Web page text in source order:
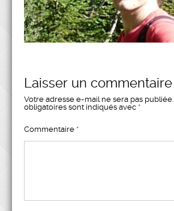
Laisser un commentaire
Votre adresse e-mail ne sera pas publiée.
obligatoires sont indiqués avec *
Commentaire *